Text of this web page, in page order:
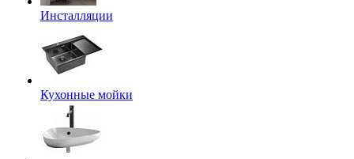
Инсталляции
Кухонные мойки